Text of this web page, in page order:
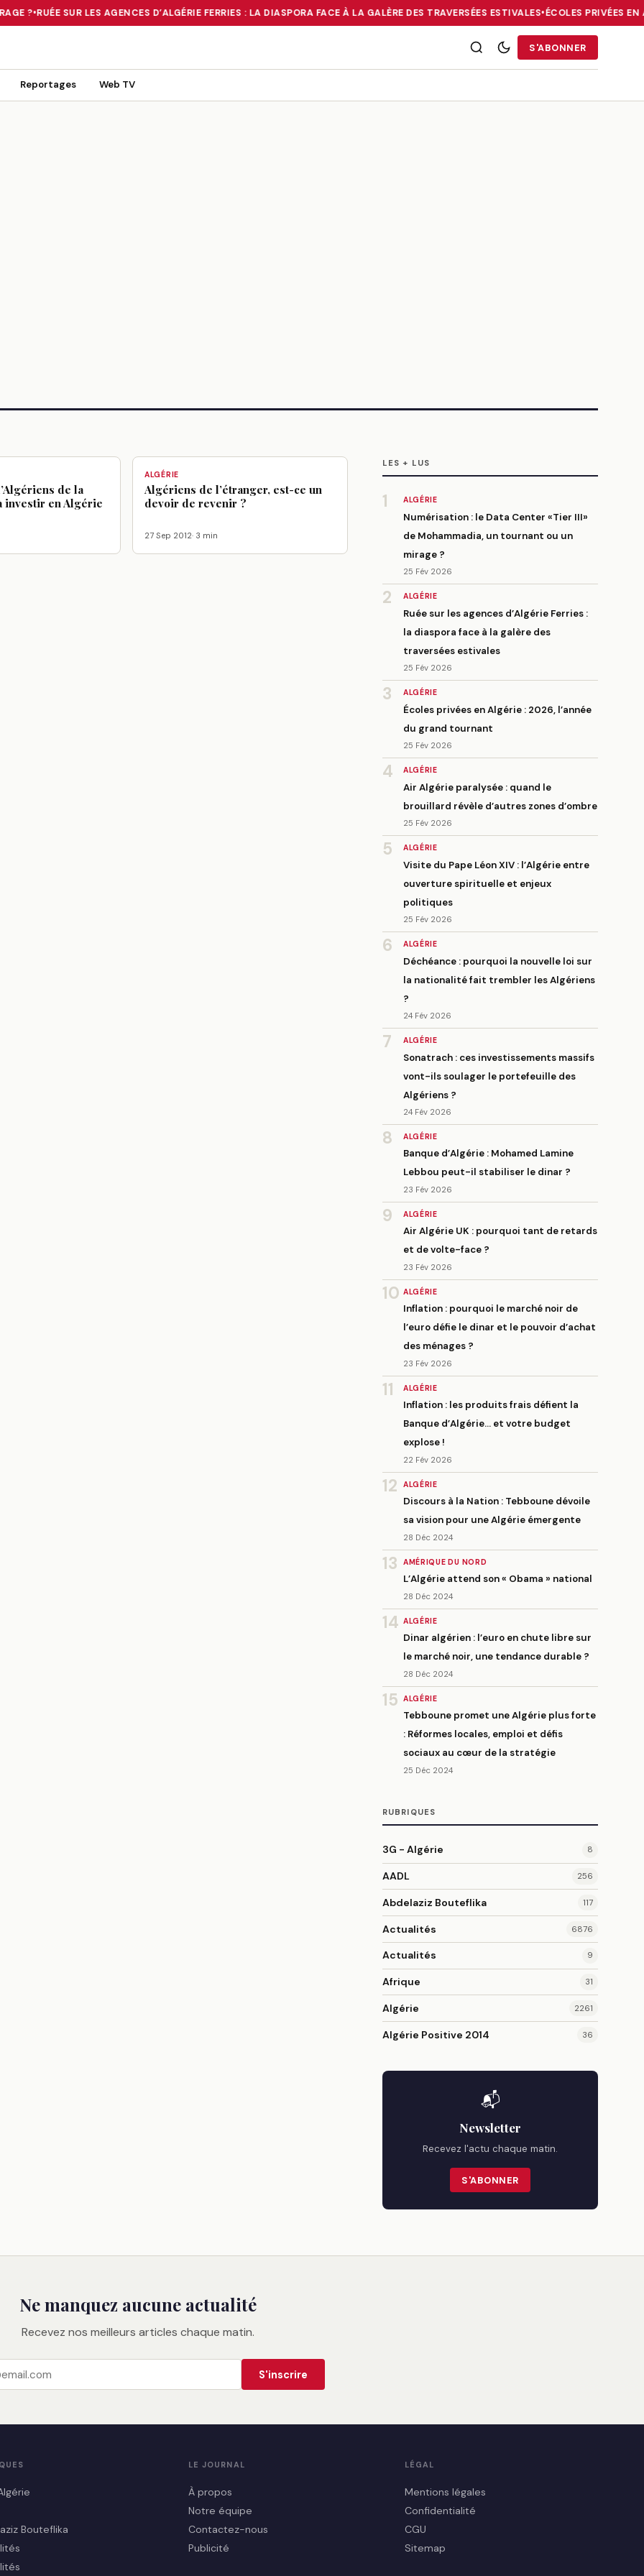
? •RUÉE SUR LES AGENCES D’ALGÉRIE FERRIES : LA DIASPORA FACE À LA GALÈRE DES TRAVERSÉES ESTIVALES•ÉCOLES PRIVÉES EN
OU UN MIRAGE ?•RUÉE SUR LES AGENCES D’ALGÉRIE FERRIES : LA DIASPORA FACE À LA GALÈRE DES TRAVERSÉES
S'ABONNER
Reportages Web TV
de la
investir en Algérie
ALGÉRIE
Algériens de l’étranger, est-ce un
devoir de revenir ?
27 Sep 2012· 3 min
LES + LUS
1 ALGÉRIE
Numérisation : le Data Center «Tier III»
de Mohammadia, un tournant ou un
mirage ?
25 Fév 2026
2 ALGÉRIE
Ruée sur les agences d’Algérie Ferries :
la diaspora face à la galère des
traversées estivales
25 Fév 2026
3 ALGÉRIE
Écoles privées en Algérie : 2026, l’année
du grand tournant
25 Fév 2026
4 ALGÉRIE
Air Algérie paralysée : quand le
brouillard révèle d’autres zones d’ombre
25 Fév 2026
5 ALGÉRIE
Visite du Pape Léon XIV : l’Algérie entre
ouverture spirituelle et enjeux
politiques
25 Fév 2026
6 ALGÉRIE
Déchéance : pourquoi la nouvelle loi sur
la nationalité fait trembler les Algériens
?
24 Fév 2026
7 ALGÉRIE
Sonatrach : ces investissements massifs
vont-ils soulager le portefeuille des
Algériens ?
24 Fév 2026
8 ALGÉRIE
Banque d’Algérie : Mohamed Lamine
Lebbou peut-il stabiliser le dinar ?
23 Fév 2026
9 ALGÉRIE
Air Algérie UK : pourquoi tant de retards
et de volte-face ?
23 Fév 2026
10 ALGÉRIE
Inflation : pourquoi le marché noir de
l’euro défie le dinar et le pouvoir d’achat
des ménages ?
23 Fév 2026
11 ALGÉRIE
Inflation : les produits frais défient la
Banque d’Algérie… et votre budget
explose !
22 Fév 2026
12 ALGÉRIE
Discours à la Nation : Tebboune dévoile
sa vision pour une Algérie émergente
28 Déc 2024
13 AMÉRIQUE DU NORD
L’Algérie attend son « Obama » national
28 Déc 2024
14 ALGÉRIE
Dinar algérien : l’euro en chute libre sur
le marché noir, une tendance durable ?
28 Déc 2024
15 ALGÉRIE
Tebboune promet une Algérie plus forte
: Réformes locales, emploi et défis
sociaux au cœur de la stratégie
25 Déc 2024
RUBRIQUES
3G - Algérie 8
AADL 256
Abdelaziz Bouteflika 117
Actualités 6876
Actualités 9
Afrique 31
Algérie 2261
Algérie Positive 2014 36
📬
Newsletter
Recevez l'actu chaque matin.
S'ABONNER
Ne manquez aucune actualité
Recevez nos meilleurs articles chaque matin.
S'inscrire
Bouteflika
LE JOURNAL
À propos
Notre équipe
Contactez-nous
Publicité
LÉGAL
Mentions légales
Confidentialité
CGU
Sitemap